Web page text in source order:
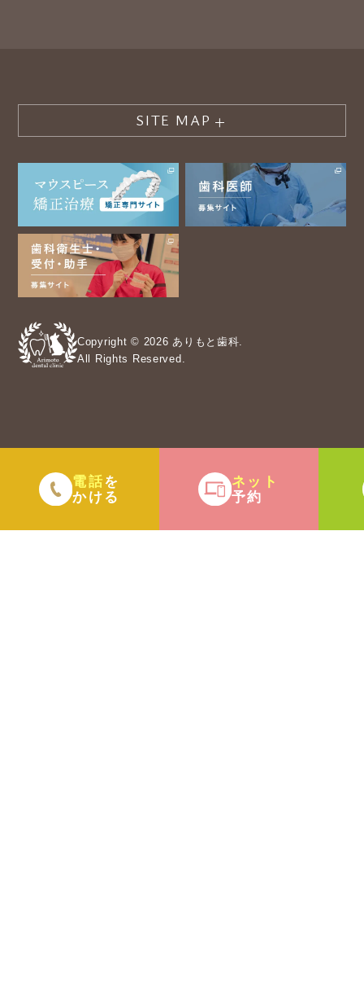
SITE MAP
Copyright © 2026 ありもと歯科.
All Rights Reserved.
電話を
かける
ネット
予約